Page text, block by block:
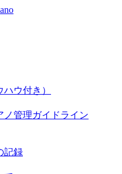
ウ付き）
ノ管理ガイドライン
記録